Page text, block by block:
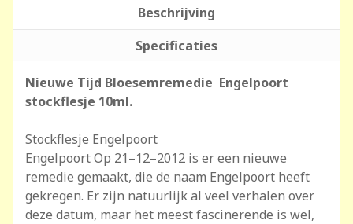
Beschrijving
Specificaties
Nieuwe Tijd Bloesemremedie Engelpoort
stockflesje 10ml.
Stockflesje Engelpoort
Engelpoort Op 21–12–2012 is er een nieuwe
remedie gemaakt, die de naam Engelpoort heeft
gekregen. Er zijn natuurlijk al veel verhalen over
deze datum, maar het meest fascinerende is wel,